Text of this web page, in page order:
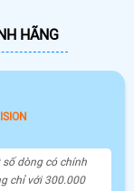
HÃNG
số dòng có chính
chỉ với 300.000